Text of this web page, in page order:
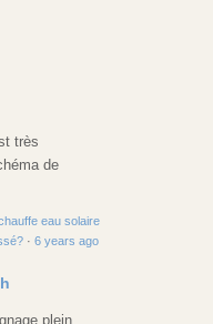
très
de
eau solaire
· 6 years ago
plein